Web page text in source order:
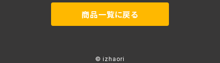
商品一覧に戻る
© izhaori